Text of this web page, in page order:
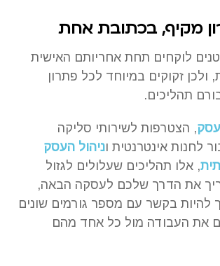
מקיף, בכתובת אחת
לוקחים תחת אחריותם האישית
ולכן זקוקים במיוחד לכל פתרון
תהליכים.
, הצטרפות לשירותי סליקה
לחנות אינטרנטית וניהול העסק
, אלו תהליכים שעלולים לגזול
את הדרך שלכם לעסקה הבאה,
להיות בקשר עם מספר גורמים שונים
את העבודה מול כל אחד מהם